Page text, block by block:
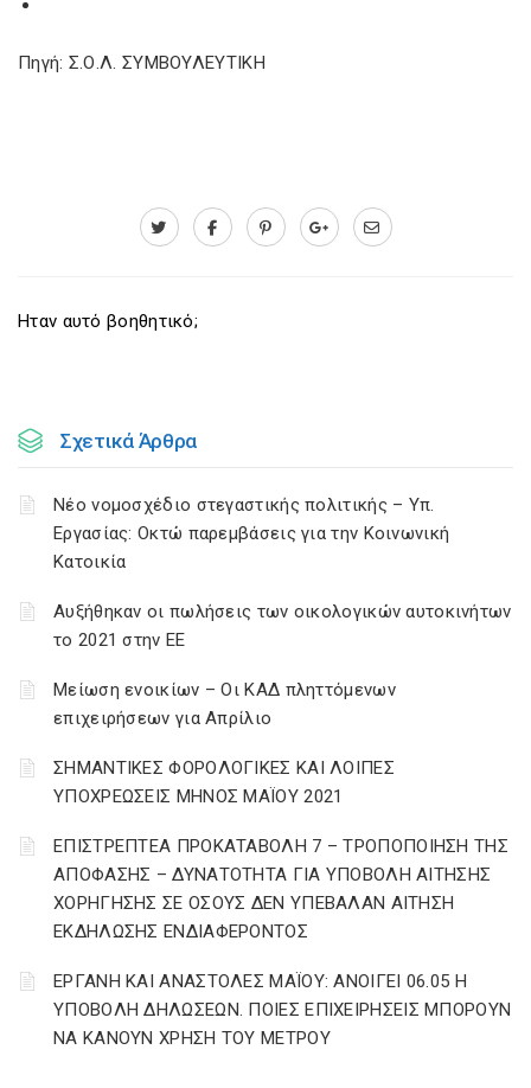
Πηγή: Σ.Ο.Λ. ΣΥΜΒΟΥΛΕΥΤΙΚΗ
Ηταν αυτό βοηθητικό;
Σχετικά Άρθρα
Νέο νομοσχέδιο στεγαστικής πολιτικής – Υπ.
Εργασίας: Οκτώ παρεμβάσεις για την Κοινωνική
Κατοικία
Αυξήθηκαν οι πωλήσεις των οικολογικών αυτοκινήτων
το 2021 στην ΕΕ
Μείωση ενοικίων – Οι ΚΑΔ πληττόμενων
επιχειρήσεων για Απρίλιο
ΣΗΜΑΝΤΙΚΕΣ ΦΟΡΟΛΟΓΙΚΕΣ ΚΑΙ ΛΟΙΠΕΣ
ΥΠΟΧΡΕΩΣΕΙΣ ΜΗΝΟΣ ΜΑΪΟΥ 2021
ΕΠΙΣΤΡΕΠΤΕΑ ΠΡΟΚΑΤΑΒΟΛΗ 7 – ΤΡΟΠΟΠΟΙΗΣΗ ΤΗΣ
ΑΠΟΦΑΣΗΣ – ΔΥΝΑΤΟΤΗΤΑ ΓΙΑ ΥΠΟΒΟΛΗ ΑΙΤΗΣΗΣ
ΧΟΡΗΓΗΣΗΣ ΣΕ ΟΣΟΥΣ ΔΕΝ ΥΠΕΒΑΛΑΝ ΑΙΤΗΣΗ
ΕΚΔΗΛΩΣΗΣ ΕΝΔΙΑΦΕΡΟΝΤΟΣ
ΕΡΓΑΝΗ ΚΑΙ ΑΝΑΣΤΟΛΕΣ ΜΑΪΟΥ: ΑΝΟΙΓΕΙ 06.05 Η
ΥΠΟΒΟΛΗ ΔΗΛΩΣΕΩΝ. ΠΟΙΕΣ ΕΠΙΧΕΙΡΗΣΕΙΣ ΜΠΟΡΟΥΝ
ΝΑ ΚΑΝΟΥΝ ΧΡΗΣΗ ΤΟΥ ΜΕΤΡΟΥ